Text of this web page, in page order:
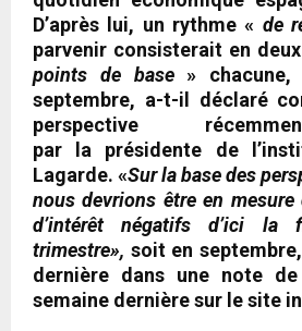
D’après lui, un rythme « de
parvenir consisterait en
points de base» chacune,
septembre, a-t-il déclaré
perspective
par la présidente de
Lagarde. «Sur la base des
nous devrions être en
d’intérêt négatifs d’ici la
trimestre», soit en
dernière dans une note
semaine dernière sur le site